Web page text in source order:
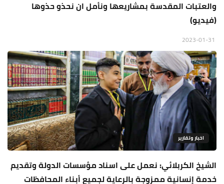
والعتبات المقدسة بمشاريعها ونأمل ان نحذو حذوها
(فيديو)
اخبار وتقارير
الشيخ الكربلائي: نعمل على اسناد مؤسسات الدولة وتقديم
خدمة إنسانية ممزوجة بالرعاية لجميع أبناء المحافظات